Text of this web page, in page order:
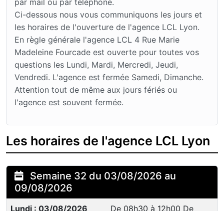
Ci-dessous nous vous communiquons les jours et
les horaires de l'ouverture de l'agence LCL Lyon.
En règle générale l'agence LCL 4 Rue Marie
Madeleine Fourcade est ouverte pour toutes vos
questions les Lundi, Mardi, Mercredi, Jeudi,
Vendredi. L'agence est fermée Samedi, Dimanche.
Attention tout de même aux jours fériés ou
l'agence est souvent fermée.
Les horaires de l'agence LCL Lyon
Semaine 32 du 03/08/2026 au
09/08/2026
Lundi : 03/08/2026
De 08h30 à 12h00 De